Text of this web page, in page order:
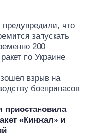
что
запускать
200
по Украине
взрыв на
боеприпасов
приостановила
«Кинжал» и